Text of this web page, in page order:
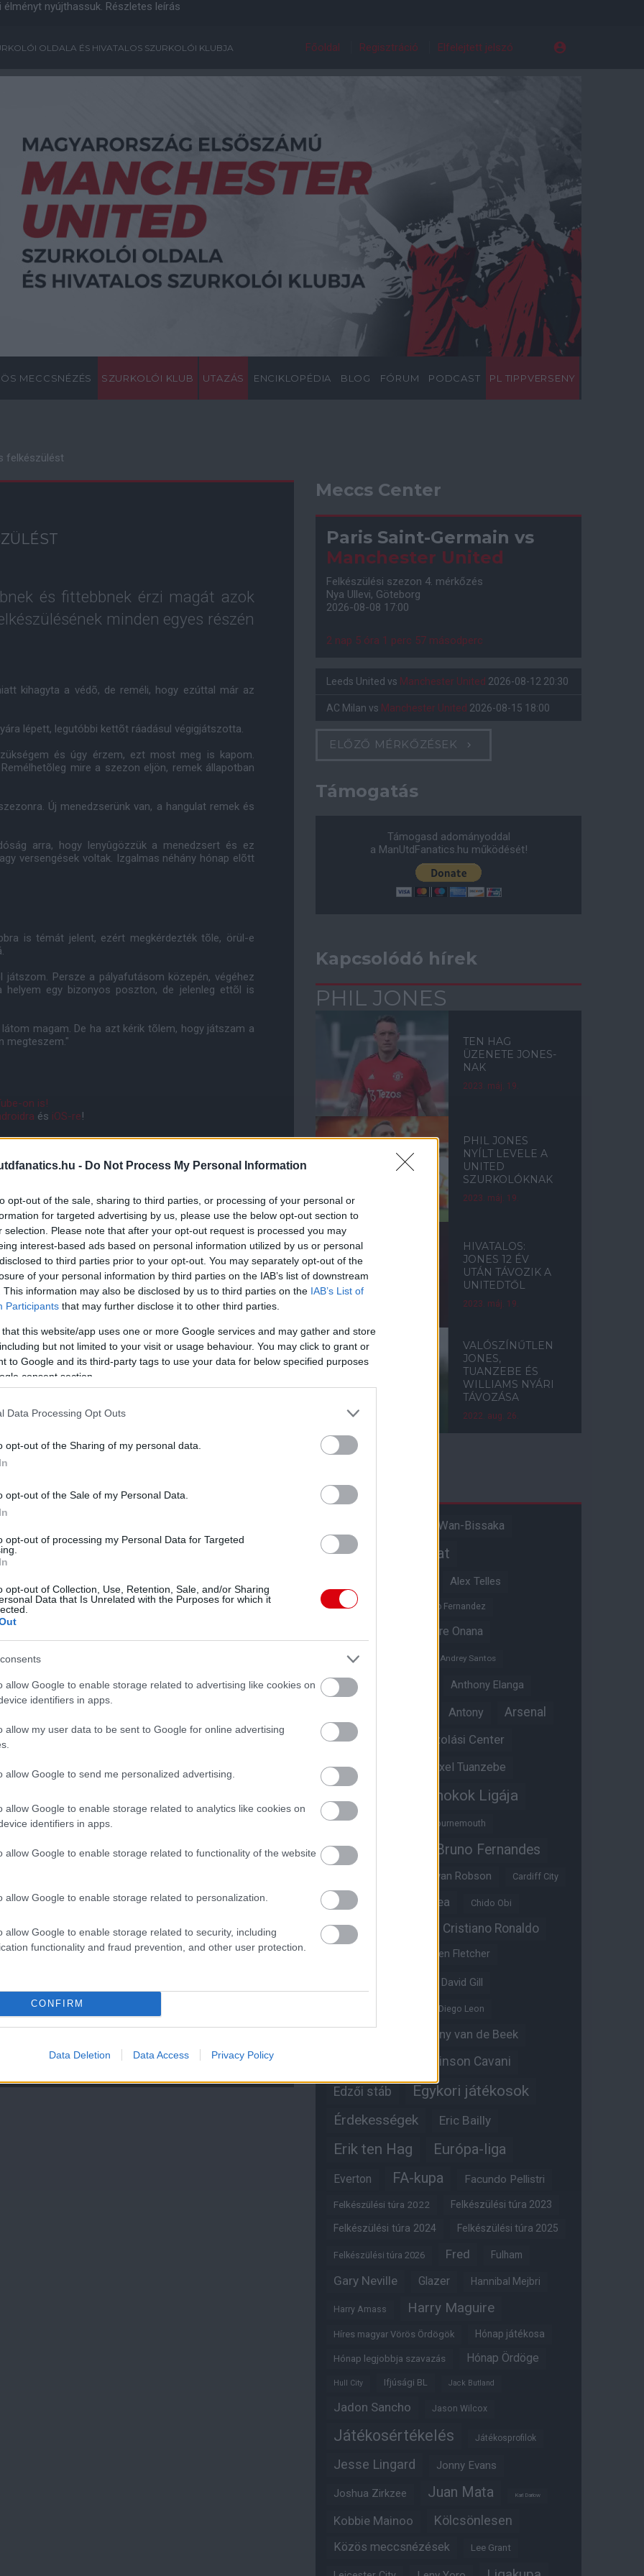
- Do Not Process My Personal Information
opt-out of the sale, sharing to third parties, or processing of your personal or
for targeted advertising by us, please use the below opt-out section to
selection. Please note that after your opt-out request is processed you may
interest-based ads based on personal information utilized by us or personal
to third parties prior to your opt-out. You may separately opt-out of the
of your personal information by third parties on the IAB’s list of downstream
This information may also be disclosed by us to third parties on the IAB’s List of
Participants that may further disclose it to other third parties.
that this website/app uses one or more Google services and may gather and store
but not limited to your visit or usage behaviour. You may click to grant or
to Google and its third-party tags to use your data for below specified purposes
consent section.
Data Processing Opt Outs
opt-out of the Sharing of my personal data.
opt-out of the Sale of my Personal Data.
opt-out of processing my Personal Data for Targeted
opt-out of Collection, Use, Retention, Sale, and/or Sharing
Data that Is Unrelated with the Purposes for which it
allow Google to enable storage related to advertising like cookies on
identifiers in apps.
allow my user data to be sent to Google for online advertising
allow Google to send me personalized advertising.
allow Google to enable storage related to analytics like cookies on
identifiers in apps.
allow Google to enable storage related to functionality of the website
allow Google to enable storage related to personalization.
allow Google to enable storage related to security, including
functionality and fraud prevention, and other user protection.
CONFIRM
Data Deletion Data Access Privacy Policy
nyújthassuk. Részletes leírás
OLDALA ÉS HIVATALOS SZURKOLÓI KLUBJA Főoldal Regisztráció Elfelejtett jelszó
MECCSNÉZÉS SZURKOLÓI KLUB UTAZÁS ENCIKLOPÉDIA BLOG FÓRUM PODCAST PL TIPPVERSENY
felkészülést
és fittebbnek érzi magát azok
minden egyes részén
kihagyta a védõ, de reméli, hogy ezúttal már az
lépett, legutóbbi kettõt ráadásul végigjátszotta.
és úgy érzem, ezt most meg is kapom.
mire a szezon eljön, remek állapotban
Új menedzserünk van, a hangulat remek és
arra, hogy lenyûgözzük a menedzsert és ez
versengések voltak. Izgalmas néhány hónap elõtt
is témát jelent, ezért megkérdezték tõle, örül-e
Persze a pályafutásom közepén, végéhez
helyem egy bizonyos poszton, de jelenleg ettõl is
magam. De ha azt kérik tõlem, hogy játszam a
megteszem."
on is!
és iOS-re!
működését!
Meccs Center
Paris Saint-Germain vs
Manchester United
Felkészülési szezon 4. mérkőzés
Nya Ullevi, Göteborg
2026-08-08 17:00
2 nap 5 óra 1 perc 56 másodperc
Leeds United vs Manchester United 2026-08-12 20:30
AC Milan vs Manchester United 2026-08-15 18:00
ELŐZŐ MÉRKŐZÉSEK
Támogatás
Támogasd adományoddal
a ManUtdFanatics.hu működését!
Kapcsolódó hírek
PHIL JONES
TEN HAG
ÜZENETE JONES-
NAK
2023. máj. 19.
PHIL JONES
NYÍLT LEVELE A
UNITED
SZURKOLÓKNAK
2023. máj. 19.
HIVATALOS:
JONES 12 ÉV
UTÁN TÁVOZIK A
UNITEDTŐL
2023. máj. 19.
VALÓSZÍNŰTLEN
JONES,
TUANZEBE ÉS
WILLIAMS NYÁRI
TÁVOZÁSA
2022. aug. 26.
Aaron Wan-Bissaka
Akadémiai csapat
Alex Telles
Altay Bayindir Alvaro Fernandez
Andre Onana
Andreas Pereira
Andrey Santos
Angol válogatott Anthony Elanga
Antony Arsenal
Aston Villa Átigazolási Center
Átigazolások Axel Tuanzebe
Bajnokok Ligája
Benjamin Sesko Bournemouth
Brandon Williams Bruno Fernandes
Bryan Robson Cardiff City
Casemiro Chelsea Chido Obi
Christian Eriksen Cristiano Ronaldo
Darren Fletcher
David Gill
Diego Leon
Donny van de Beek
Edinson Cavani
Edzői stáb Egykori játékosok
Érdekességek Eric Bailly
Erik ten Hag Európa-liga
Everton FA-kupa Facundo Pellistri
Felkészülési túra 2022 Felkészülési túra 2023
Felkészülési túra 2024 Felkészülési túra 2025
Felkészülési túra 2026 Fred Fulham
Gary Neville Glazer Hannibal Mejbri
Harry Amass Harry Maguire
Híres magyar Vörös Ördögök Hónap játékosa
Hónap legjobbja szavazás Hónap Ördöge
Hull City Ifjúsági BL Jack Butland
Jadon Sancho Jason Wilcox
Játékosértékelés Játékosprofilok
Jesse Lingard Jonny Evans
Joshua Zirkzee Juan Mata Karl Darlow
Kobbie Mainoo Kölcsönlesen
Közös meccsnézések Lee Grant